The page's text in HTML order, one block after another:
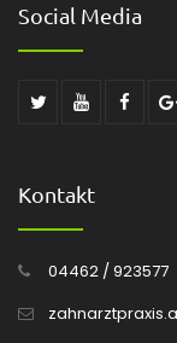
Social Media
Kontakt
04462 / 923577